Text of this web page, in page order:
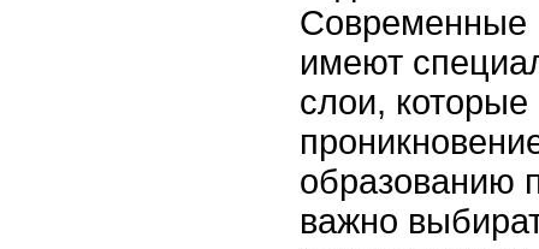
Современные
имеют
слои,
образованию
важно